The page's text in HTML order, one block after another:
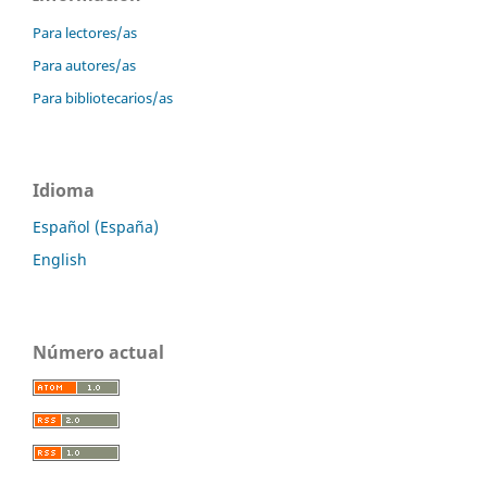
Para lectores/as
Para autores/as
Para bibliotecarios/as
Idioma
Español (España)
English
Número actual